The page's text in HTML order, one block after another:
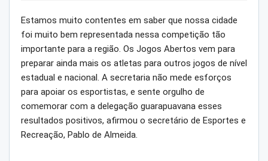
Estamos muito contentes em saber que nossa cidade
foi muito bem representada nessa competição tão
importante para a região. Os Jogos Abertos vem para
preparar ainda mais os atletas para outros jogos de nível
estadual e nacional. A secretaria não mede esforços
para apoiar os esportistas, e sente orgulho de
comemorar com a delegação guarapuavana esses
resultados positivos, afirmou o secretário de Esportes e
Recreação, Pablo de Almeida.